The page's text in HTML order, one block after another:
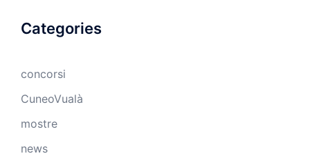
Categories
concorsi
CuneoVualà
mostre
news